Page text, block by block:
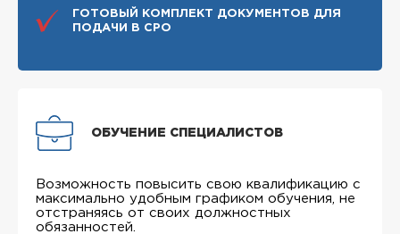
ГОТОВЫЙ КОМПЛЕКТ ДОКУМЕНТОВ ДЛЯ
ПОДАЧИ В СРО
ОБУЧЕНИЕ СПЕЦИАЛИСТОВ
Возможность повысить свою квалификацию с
максимально удобным графиком обучения, не
отстраняясь от своих должностных
обязанностей.